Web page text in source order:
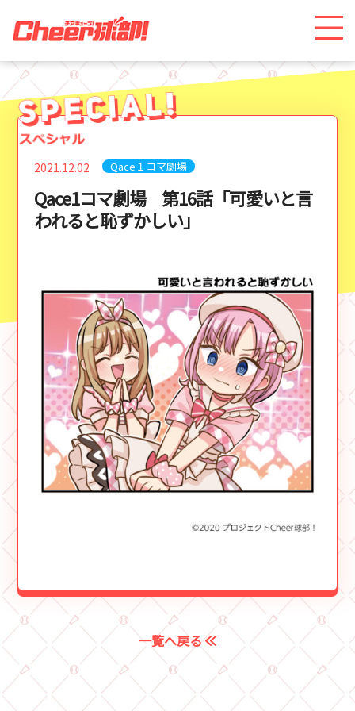
2021.12.02 Qace１コマ劇場
Qace1コマ劇場 第16話「可愛いと言
われると恥ずかしい」
一覧へ戻る